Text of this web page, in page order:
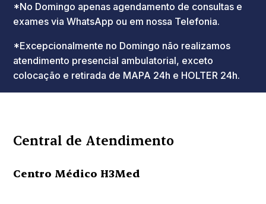
*No Domingo apenas agendamento de consultas e
exames via WhatsApp ou em nossa Telefonia.
*Excepcionalmente no Domingo não realizamos
atendimento presencial ambulatorial, exceto
colocação e retirada de MAPA 24h e HOLTER 24h.
Central de Atendimento
Centro Médico H3Med